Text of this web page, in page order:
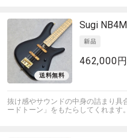
Sugi
462,000円
抜け感やサウンドの中身の詰まり
ードトーン」をもたらしてくれます。